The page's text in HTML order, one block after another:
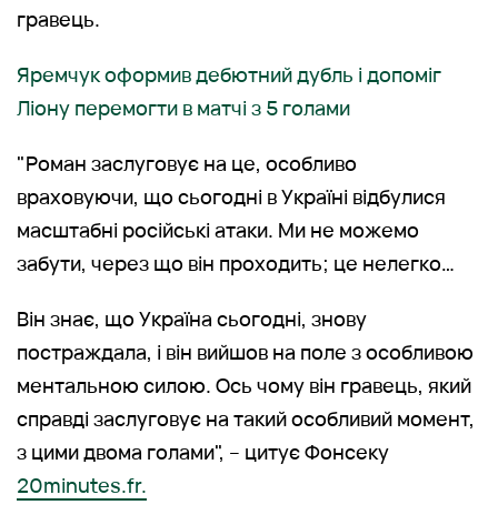
гравець.
Яремчук оформив дебютний дубль і допоміг
Ліону перемогти в матчі з 5 голами
"Роман заслуговує на це, особливо
враховуючи, що сьогодні в Україні відбулися
масштабні російські атаки. Ми не можемо
забути, через що він проходить; це нелегко…
Він знає, що Україна сьогодні, знову
постраждала, і він вийшов на поле з особливою
ментальною силою. Ось чому він гравець, який
справді заслуговує на такий особливий момент,
з цими двома голами", – цитує Фонсеку
20minutes.fr.